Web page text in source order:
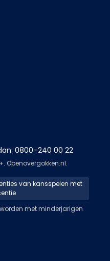
0800-240 00 22
Openovergokken.nl.
van kansspelen met
met minderjarigen